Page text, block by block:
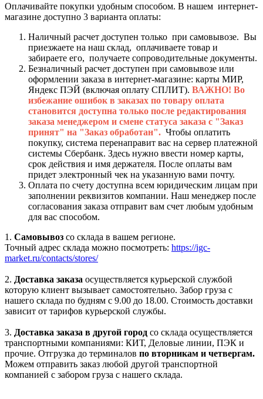
Оплачивайте покупки удобным способом. В нашем интернет-
магазине доступно 3 варианта оплаты:
Наличный расчет доступен только при самовывозе. Вы
приезжаете на наш склад, оплачиваете товар и
забираете его, получаете сопроводительные документы.
Безналичный расчет доступен при самовывозе или
оформлении заказа в интернет-магазине: карты МИР,
Яндекс ПЭЙ (включая оплату СПЛИТ). ВАЖНО! Во
избежание ошибок в заказах по товару оплата
становится доступна только после редактирования
заказа менеджером и смене статуса заказа с "Заказ
принят" на "Заказ обработан". Чтобы оплатить
покупку, система перенаправит вас на сервер платежной
системы Сбербанк. Здесь нужно ввести номер карты,
срок действия и имя держателя. После оплаты вам
придет электронный чек на указанную вами почту.
Оплата по счету доступна всем юридическим лицам при
заполнении реквизитов компании. Наш менеджер после
согласования заказа отправит вам счет любым удобным
для вас способом.
1. Самовывоз со склада в вашем регионе.
Точный адрес склада можно посмотреть: https://igc-
market.ru/contacts/stores/
2. Доставка заказа осуществляется курьерской службой
которую клиент вызывает самостоятельно. Забор груза с
нашего склада по будням с 9.00 до 18.00. Стоимость доставки
зависит от тарифов курьерской службы.
3. Доставка заказа в другой город со склада осуществляется
транспортными компаниями: КИТ, Деловые линии, ПЭК и
прочие. Отгрузка до терминалов по вторникам и четвергам.
Можем отправить заказ любой другой транспортной
компанией с забором груза с нашего склада.